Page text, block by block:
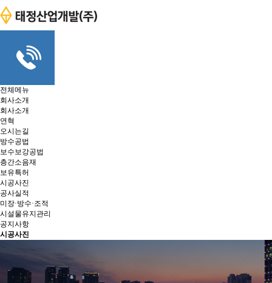
전체메뉴
회사소개
회사소개
연혁
오시는길
방수공법
보수보강공법
층간소음재
보유특허
시공사진
공사실적
미장·방수·조적
시설물유지관리
공지사항
시공사진